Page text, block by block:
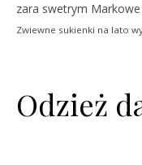
zara swetrym
Zwiewne sukienki na lato
Odzież